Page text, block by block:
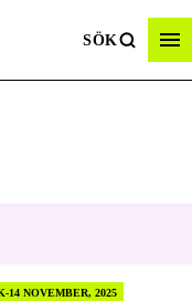
SÖK
14 NOVEMBER, 2025